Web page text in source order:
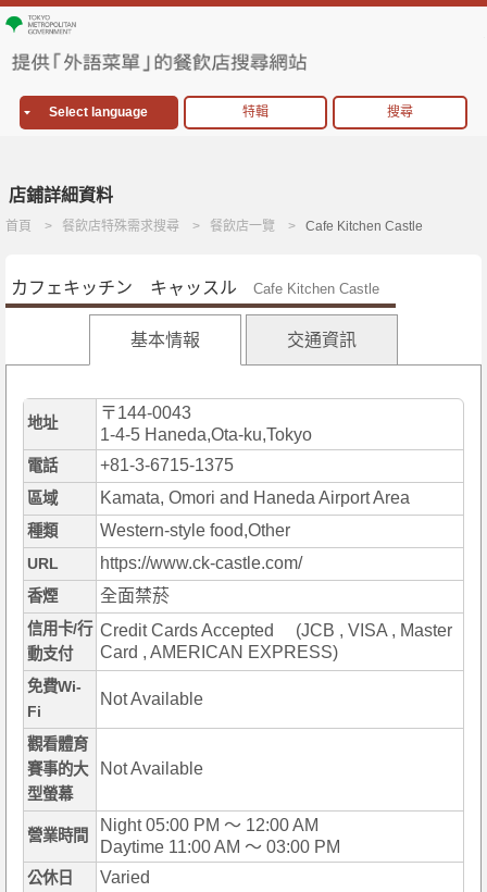
Select language 特輯 搜尋
店鋪詳細資料
首頁 餐飲店特殊需求搜尋 餐飲店一覽 Cafe Kitchen Castle
カフェキッチン キャッスル Cafe Kitchen Castle
基本情報 交通資訊
地址
〒144-0043
1-4-5 Haneda,Ota-ku,Tokyo
電話 +81-3-6715-1375
區域 Kamata, Omori and Haneda Airport Area
種類 Western-style food,Other
URL https://www.ck-castle.com/
香煙 全面禁菸
信用卡/行
動支付
Credit Cards Accepted (JCB , VISA , Master
Card , AMERICAN EXPRESS)
免費Wi-
Fi
Not Available
觀看體育
賽事的大
型螢幕
Not Available
營業時間
Night 05:00 PM ～ 12:00 AM
Daytime 11:00 AM ～ 03:00 PM
公休日 Varied